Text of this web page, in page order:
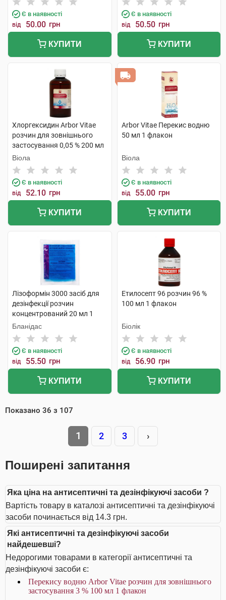
Є в наявності
від 50.00 грн
КУПИТИ
Є в наявності
від 50.50 грн
КУПИТИ
Хлоргексидин Arbor Vitae
розчин для зовнішнього
застосування 0,05 % 200 мл
1 флакон
Віола
Є в наявності
від 52.10 грн
КУПИТИ
Arbor Vitae Перекис водню
50 мл 1 флакон
Віола
Є в наявності
від 55.00 грн
КУПИТИ
Лізоформін 3000 засіб для
дезінфекції розчин
концентрований 20 мл 1
пакет
Бланідас
Є в наявності
від 55.50 грн
КУПИТИ
Етилосепт 96 розчин 96 %
100 мл 1 флакон
Біолік
Є в наявності
від 56.90 грн
КУПИТИ
Показано 36 з 107
1 2 3 ›
Поширені запитання
Яка ціна на антисептичні та дезінфікуючі засоби ?
Вартість товару в каталозі антисептичні та дезінфікуючі
засоби починається від 14.3 грн.
Які антисептичні та дезінфікуючі засоби
найдешевші?
Недорогими товарами в категорії антисептичні та
дезінфікуючі засоби є:
Перекису водню Arbor Vitae розчин для зовнішнього
застосування 3 % 100 мл 1 флакон